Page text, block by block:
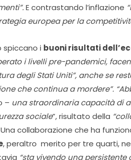
E contrastando l’inflazione
europea per la
spiccano i buoni risultati
i livelli pre-pandemici,
degli Stati Uniti”, anche se
che continua a mordere”.
– una straordinaria capacità di
sociale”, risultato della
Una collaborazione che ha
, peraltro merito per tre quarti,
“sta vivendo una